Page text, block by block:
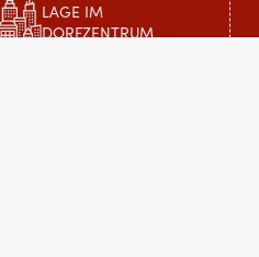
LAGE IM
DORFZENTRUM